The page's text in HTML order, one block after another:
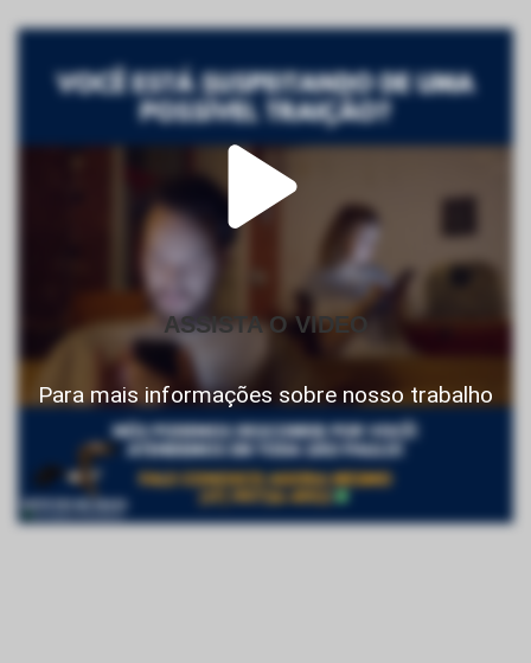
ASSISTA O VIDEO
Para mais informações sobre nosso trabalho